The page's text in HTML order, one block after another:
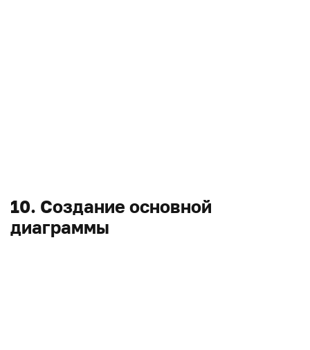
10. Создание основной
диаграммы